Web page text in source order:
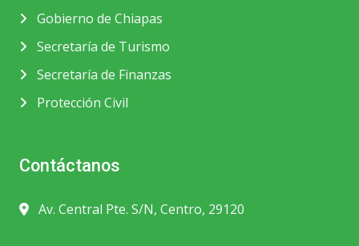
Gobierno de Chiapas
Secretaría de Turismo
Secretaría de Finanzas
Protección Civil
Contáctanos
Av. Central Pte. S/N, Centro, 29120